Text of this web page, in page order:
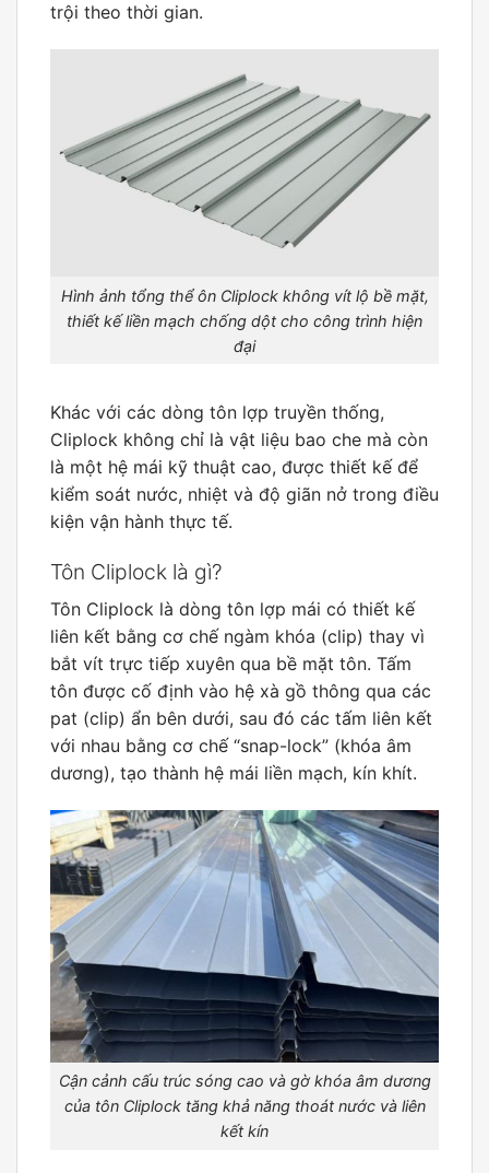
trội theo thời gian.
Hình ảnh tổng thể ôn Cliplock không vít lộ bề mặt,
thiết kế liền mạch chống dột cho công trình hiện
đại
Khác với các dòng tôn lợp truyền thống,
Cliplock không chỉ là vật liệu bao che mà còn
là một hệ mái kỹ thuật cao, được thiết kế để
kiểm soát nước, nhiệt và độ giãn nở trong điều
kiện vận hành thực tế.
Tôn Cliplock là gì?
Tôn Cliplock là dòng tôn lợp mái có thiết kế
liên kết bằng cơ chế ngàm khóa (clip) thay vì
bắt vít trực tiếp xuyên qua bề mặt tôn. Tấm
tôn được cố định vào hệ xà gồ thông qua các
pat (clip) ẩn bên dưới, sau đó các tấm liên kết
với nhau bằng cơ chế “snap-lock” (khóa âm
dương), tạo thành hệ mái liền mạch, kín khít.
Cận cảnh cấu trúc sóng cao và gờ khóa âm dương
của tôn Cliplock tăng khả năng thoát nước và liên
kết kín